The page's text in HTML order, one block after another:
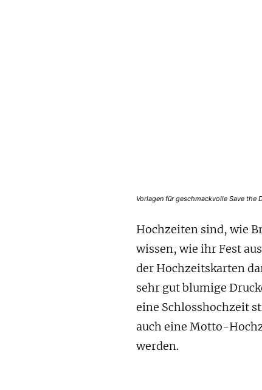
Vorlagen für geschmackvolle Save the
Hochzeiten sind, wie
wissen, wie ihr Fest
der Hochzeitskarten
sehr gut blumige
eine Schlosshochzeit
auch eine Motto-
werden.